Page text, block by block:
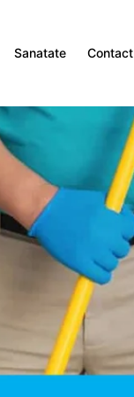
Sanatate Contact